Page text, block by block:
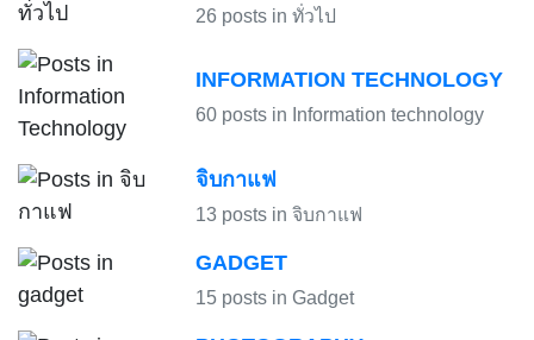
26 posts in ทั่วไป
INFORMATION TECHNOLOGY
60 posts in Information technology
จิบกาแฟ
13 posts in จิบกาแฟ
GADGET
15 posts in Gadget